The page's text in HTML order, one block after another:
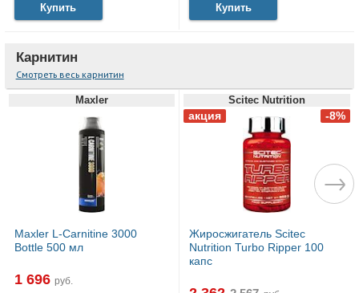
Купить Купить
Карнитин
Смотреть весь карнитин
Maxler
Maxler L-Carnitine 3000
Bottle 500 мл
1 696 руб.
Scitec Nutrition
Жиросжигатель Scitec
Nutrition Turbo Ripper 100
капс